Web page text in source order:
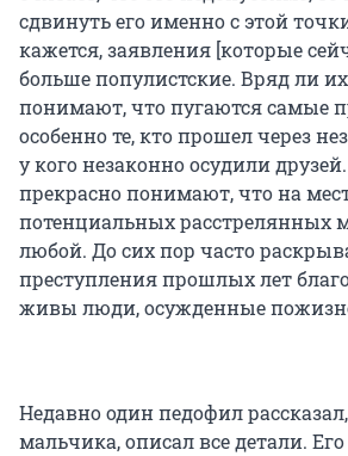
сдвинуть его именно с этой
кажется, заявления [которые
больше популистские. Вряд ли
понимают, что пугаются самые
особенно те, кто прошел через
у кого незаконно осудили
прекрасно понимают, что на
потенциальных расстрелянных
любой. До сих пор часто
преступления прошлых лет
живы люди, осужденные
Недавно один педофил
мальчика, описал все детали.